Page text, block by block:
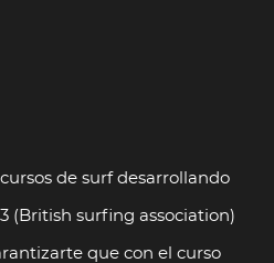
de surf desarrollando
(British surfing association)
que con el curso